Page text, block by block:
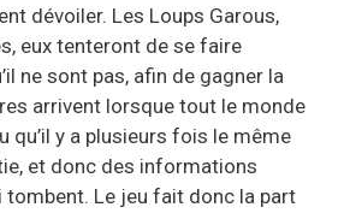
dévoiler. Les Loups Garous,
eux tenteront de se faire
ne sont pas, afin de gagner la
arrivent lorsque tout le monde
qu’il y a plusieurs fois le même
et donc des informations
Le jeu fait donc la part